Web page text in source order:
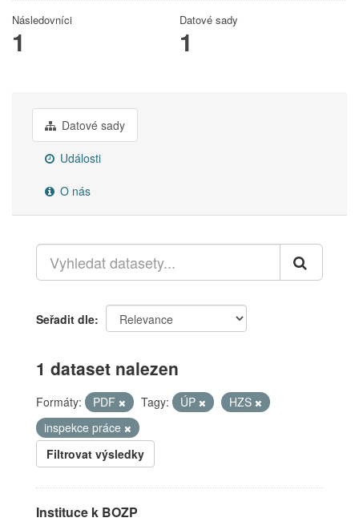
Následovníci
1
Datové sady
1
Datové sady
Události
O nás
Seřadit dle
1 dataset nalezen
Formáty: PDF Tagy: ÚP
HZS
inspekce práce
Filtrovat výsledky
Instituce k BOZP